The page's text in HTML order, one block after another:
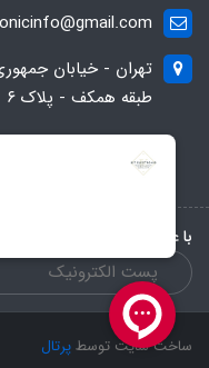
تهران - خیابان
طبقه همکف - پلاک ۶
با عضویت در خبرنامه، از
ساخت سایت توسطپرتال